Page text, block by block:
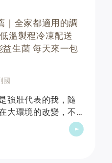
｜全家都適用的調
溫製程冷凍配送
生菌 每天來一包
國
強壯代表的我，隨
大環境的改變，不
得極為敏感，衛生
季的時候，整個就